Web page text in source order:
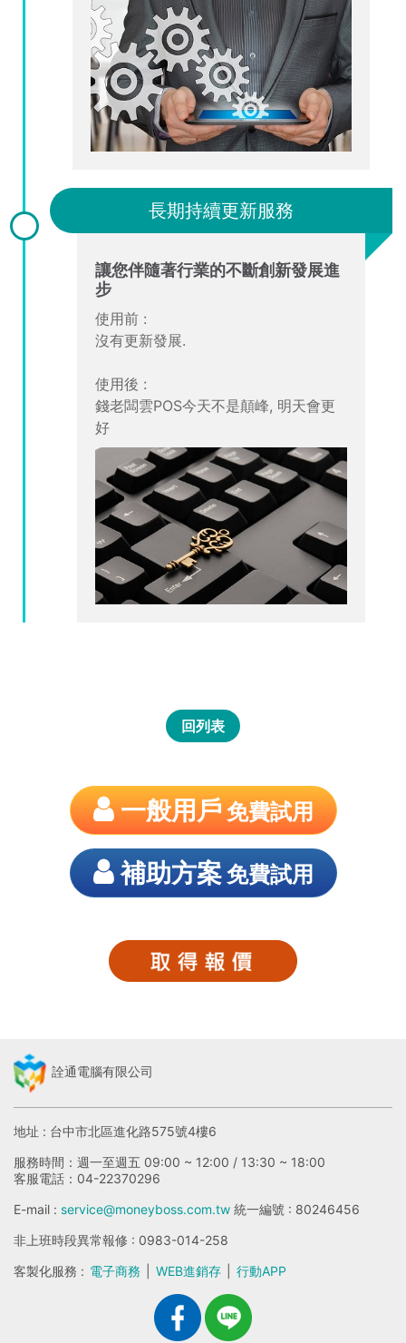
長期持續更新服務
讓您伴隨著行業的不斷創新發展進
步
使用前 :
沒有更新發展.
使用後 :
錢老闆雲POS今天不是顛峰, 明天會更
好
回列表
一般用戶免費試用
補助方案免費試用
詮通電腦有限公司
地址 : 台中市北區進化路575號4樓6
服務時間：週一至週五 09:00 ~ 12:00 / 13:30 ~ 18:00
客服電話：04-22370296
E-mail : service@moneyboss.com.tw 統一編號 : 80246456
非上班時段異常報修 : 0983-014-258
客製化服務 : 電子商務 WEB進銷存 行動APP